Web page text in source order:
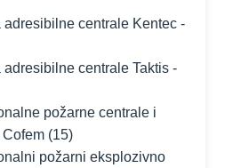
adresibilne centrale Kentec -
adresibilne centrale Taktis -
požarne centrale i
(15)
požarni eksplozivno